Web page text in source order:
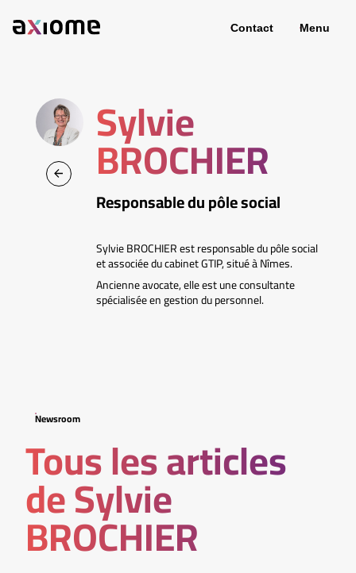
Contact Menu
Sylvie
BROCHIER
Responsable du pôle social
Sylvie BROCHIER est responsable du pôle social
et associée du cabinet GTIP, situé à Nîmes.
Ancienne avocate, elle est une consultante
spécialisée en gestion du personnel.
Newsroom
Tous les articles
de Sylvie
BROCHIER